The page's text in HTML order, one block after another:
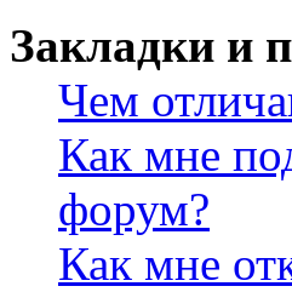
Закладки и
Чем
Как мне
форум?
Как мне